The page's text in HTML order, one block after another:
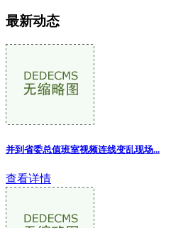
最新动态
并到省委总值班室视频连线变乱现场...
查看详情